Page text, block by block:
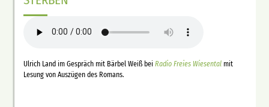
Ulrich Land im Gespräch mit Bärbel Weiß beiRadio Freies Wiesental mit
Lesung von Auszügen des Romans.